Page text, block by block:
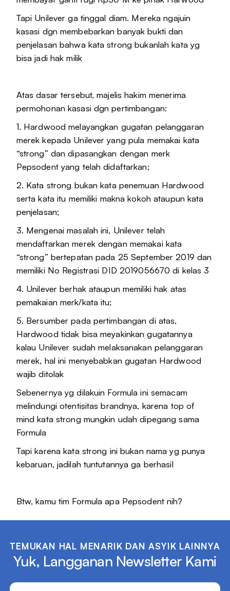
Tapi Unilever ga tinggal diam. Mereka ngajuin
kasasi dgn membebarkan banyak bukti dan
penjelasan bahwa kata strong bukanlah kata yg
bisa jadi hak milik
Atas dasar tersebut, majelis hakim menerima
permohonan kasasi dgn pertimbangan:
1. Hardwood melayangkan gugatan pelanggaran
merek kepada Unilever yang pula memakai kata
“strong” dan dipasangkan dengan merk
Pepsodent yang telah didaftarkan;
2. Kata strong bukan kata penemuan Hardwood
serta kata itu memiliki makna kokoh ataupun kata
penjelasan;
3. Mengenai masalah ini, Unilever telah
mendaftarkan merek dengan memakai kata
“strong” bertepatan pada 25 September 2019 dan
memiliki No Registrasi DID 2019056670 di kelas 3
4. Unilever berhak ataupun memiliki hak atas
pemakaian merk/kata itu;
5. Bersumber pada pertimbangan di atas,
Hardwood tidak bisa meyakinkan gugatannya
kalau Unilever sudah melaksanakan pelanggaran
merek, hal ini menyebabkan gugatan Hardwood
wajib ditolak
Sebenernya yg dilakuin Formula ini semacam
melindungi otentisitas brandnya, karena top of
mind kata strong mungkin udah dipegang sama
Formula
Tapi karena kata strong ini bukan nama yg punya
kebaruan, jadilah tuntutannya ga berhasil
Btw, kamu tim Formula apa Pepsodent nih?
TEMUKAN HAL MENARIK DAN ASYIK LAINNYA
Yuk, Langganan Newsletter Kami